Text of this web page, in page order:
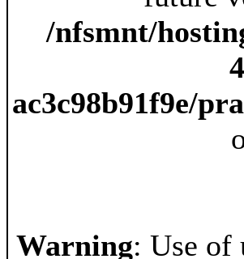
/nfsmnt/
ac3c98b91f9e/
Warning: Use of